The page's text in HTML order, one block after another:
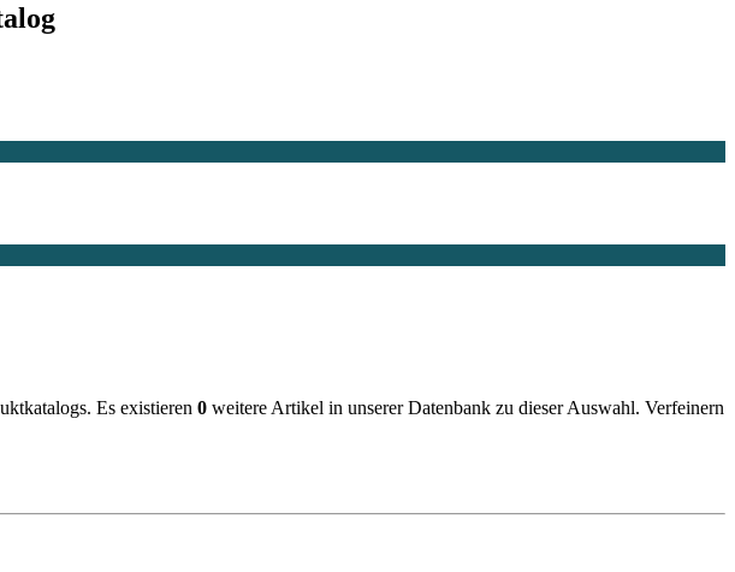
Es existieren 0 weitere Artikel in unserer Datenbank zu dieser Auswahl. Verfeinern